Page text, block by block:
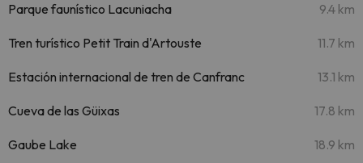
Parque faunístico Lacuniacha 9.4 km
Tren turístico Petit Train d'Artouste 11.7 km
Estación internacional de tren de Canfranc 13.1 km
Cueva de las Güixas 17.8 km
Gaube Lake 18.9 km